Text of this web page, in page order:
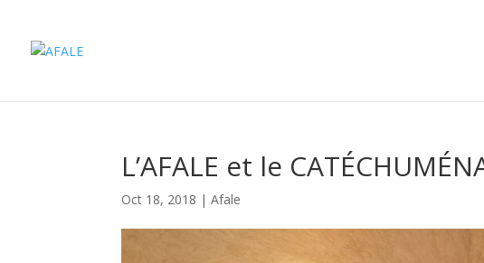
L’AFALE et le
Oct 18, 2018 |Afale